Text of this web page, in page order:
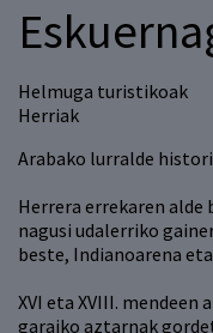
Helmuga turistikoak
Herriak
Arabako lurralde
Herrera errekaren
nagusi udalerriko
beste, Indianoarena
XVI eta XVIII.
garaiko aztarnak